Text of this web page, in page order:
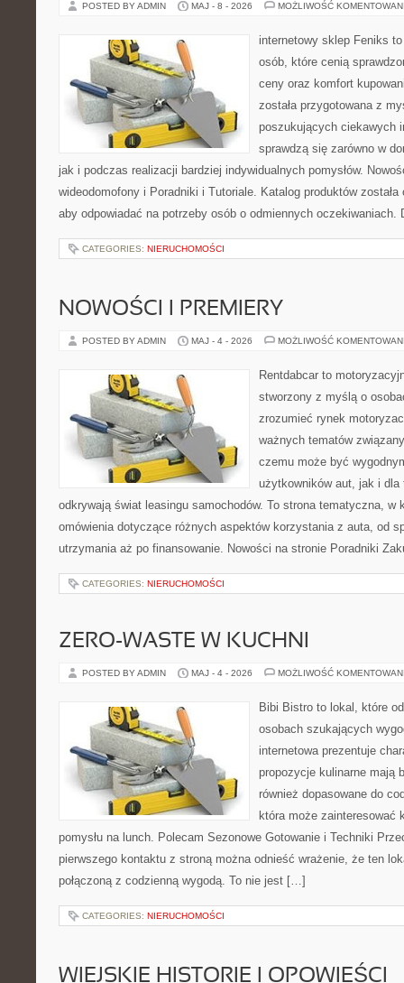
POSTED BY ADMIN MAJ - 8 - 2026 MOŻLIWOŚĆ
internetowy sklep Feniks
osób, które cenią
ceny oraz komfort
została przygotowana z
poszukujących ciekawych
sprawdzą się zarówno w
jak i podczas realizacji bardziej indywidualnych pomysłów.
wideodomofony i Poradniki i Tutoriale. Katalog produktów
aby odpowiadać na potrzeby osób o odmiennych
CATEGORIES: NIERUCHOMOŚCI
NOWOŚCI I PREMIERY
POSTED BY ADMIN MAJ - 4 - 2026 MOŻLIWOŚĆ
Rentdabcar to
stworzony z myślą o
zrozumieć rynek
ważnych tematów
czemu może być
użytkowników aut, jak i
odkrywają świat leasingu samochodów. To strona tematyczna, w
omówienia dotyczące różnych aspektów korzystania z auta, od
utrzymania aż po finansowanie. Nowości na stronie Poradniki
CATEGORIES: NIERUCHOMOŚCI
ZERO-WASTE W KUCHNI
POSTED BY ADMIN MAJ - 4 - 2026 MOŻLIWOŚĆ
Bibi Bistro to lokal, które
osobach szukających
internetowa prezentuje
propozycje kulinarne mają
również dopasowane do
która może zainteresować
pomysłu na lunch. Polecam Sezonowe Gotowanie i Techniki
pierwszego kontaktu z stroną można odnieść wrażenie, że ten
połączoną z codzienną wygodą. To nie jest […]
CATEGORIES: NIERUCHOMOŚCI
WIEJSKIE HISTORIE I OPOWIEŚCI